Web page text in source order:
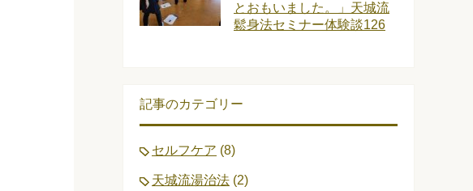
とおもいました。」天城流
鬆身法セミナー体験談126
記事のカテゴリー
セルフケア (8)
天城流湯治法 (2)